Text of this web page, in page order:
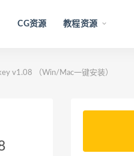
CG资源 教程资源
v1.08 （Win/Mac一键安装）